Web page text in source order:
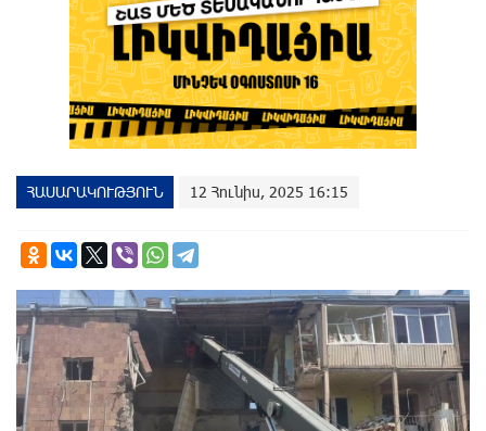
ՀԱՍԱՐԱԿՈՒԹՅՈՒՆ 12 Հունիս, 2025 16:15